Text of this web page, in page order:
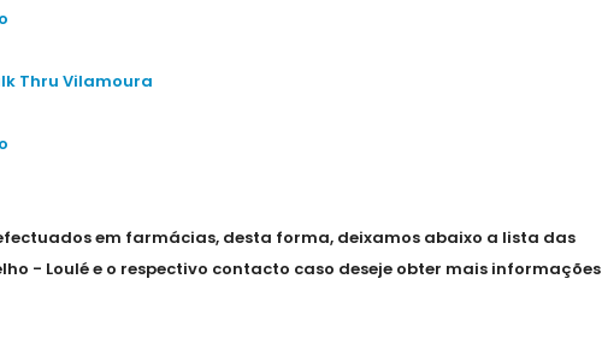
Thru Vilamoura
em farmácias, desta forma, deixamos abaixo a lista das
- Loulé e o respectivo contacto caso deseje obter mais informações